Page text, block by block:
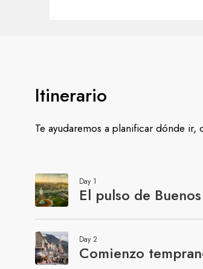
Itinerario
Te ayudaremos a planificar dónde ir,